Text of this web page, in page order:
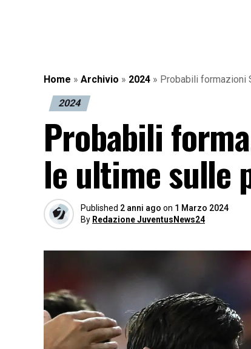
Home » Archivio » 2024 » Probabili formazioni
2024
Probabili
le ultime sulle
Published 2 anni ago on 1 Marzo 2024
By Redazione JuventusNews24